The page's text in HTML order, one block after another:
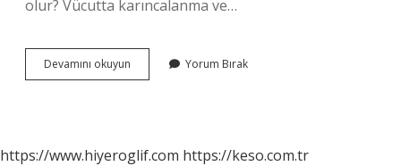
olur? Vücutta karıncalanma ve…
Devamını okuyun
Neden
Yorum Bırak
https://www.hiyeroglif.com https://keso.com.tr